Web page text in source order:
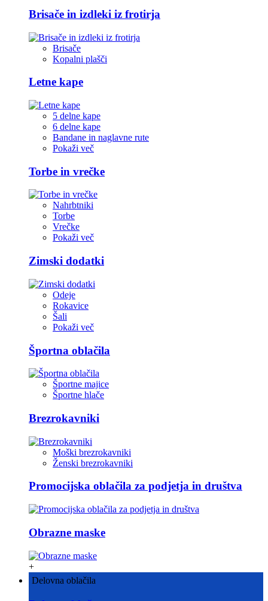
Brisače in izdleki iz frotirja
Brisače
Kopalni plašči
Letne kape
5 delne kape
6 delne kape
Bandane in naglavne rute
Pokaži več
Torbe in vrečke
Nahrbtniki
Torbe
Vrečke
Pokaži več
Zimski dodatki
Odeje
Rokavice
Šali
Pokaži več
Športna oblačila
Športne majice
Športne hlače
Brezrokavniki
Moški brezrokavniki
Ženski brezrokavniki
Promocijska oblačila za podjetja in društva
Obrazne maske
+
Delovna oblačila